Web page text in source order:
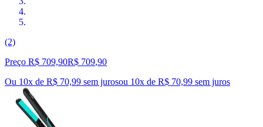
(2)
Preço R$ 709,90R$ 709,90
Ou 10x de R$ 70,99 sem jurosou 10x de R$ 70,99 sem juros